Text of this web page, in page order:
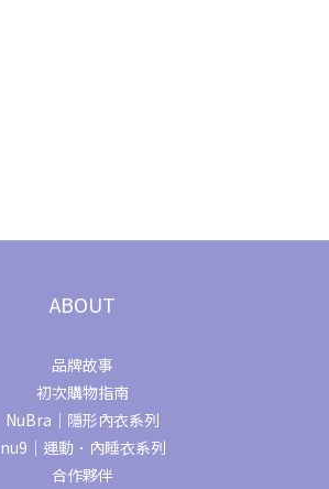
ABOUT
品牌故事
初次購物指南
NuBra｜隱形內衣系列
nu9｜運動．內睡衣系列
合作夥伴